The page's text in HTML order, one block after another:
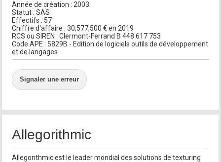
Année de création : 2003
Statut : SAS
Effectifs : 57
Chiffre d'affaire : 30,577,500 € en 2019
RCS ou SIREN : Clermont-Ferrand B 448 617 753
Code APE : 5829B - Edition de logiciels outils de développement
et de langages
Signaler une erreur
Allegorithmic
Allegorithmic est le leader mondial des solutions de texturing